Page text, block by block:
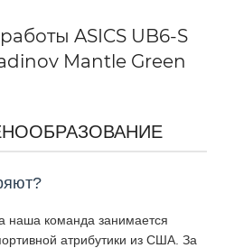
ASICS UB6-S
Mantle Green
наша команда занимается
атрибутики из США. За